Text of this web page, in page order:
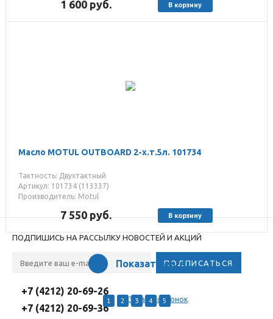
1 600 руб. В корзину
Масло MOTUL OUTBOARD 2-х.т.5л. 101734
Тактность: Двухтактный
Артикул: 101734 (113337)
Производитель: Motul
7 550руб. В корзину
Показать еще
1 2 3 4 5
ПОДПИШИСЬ НА РАССЫЛКУ НОВОСТЕЙ И АКЦИЙ
+7 (4212) 20-69-26
+7 (4212) 20-69-36
Заказать звонок